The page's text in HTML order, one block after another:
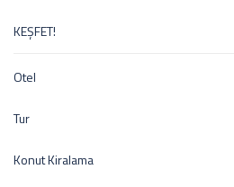
KEŞFET!
Otel
Tur
Konut Kiralama